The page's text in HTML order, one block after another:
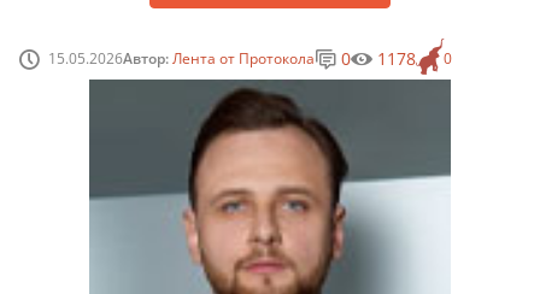
15.05.2026Автор:Лента от Протокола 0
0 1178